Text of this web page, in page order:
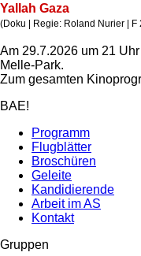
Yallah Gaza
(Doku | Regie: Roland Nurier | F
Am 29.7.2026 um 21
Melle-Park.
Zum gesamten
BAE!
Programm
Flugblätter
Broschüren
Geleite
Kandidierende
Arbeit im AS
Kontakt
Gruppen